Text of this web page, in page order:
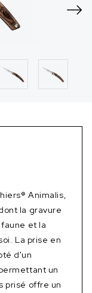
Animalis,
la gravure
et la
La prise en
d'un
un
prisé offre un